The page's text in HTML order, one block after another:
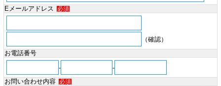
Eメールアドレス 必須
（確認）
お電話番号
-
-
お問い合わせ内容
必須